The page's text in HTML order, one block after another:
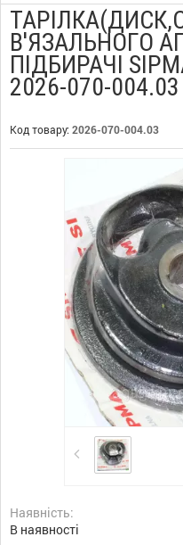
В'ЯЗАЛЬНОГО
ПІДБИРАЧІ
2026-070-004.03
Код товару: 2026-070-004.03
Наявність:
В наявності